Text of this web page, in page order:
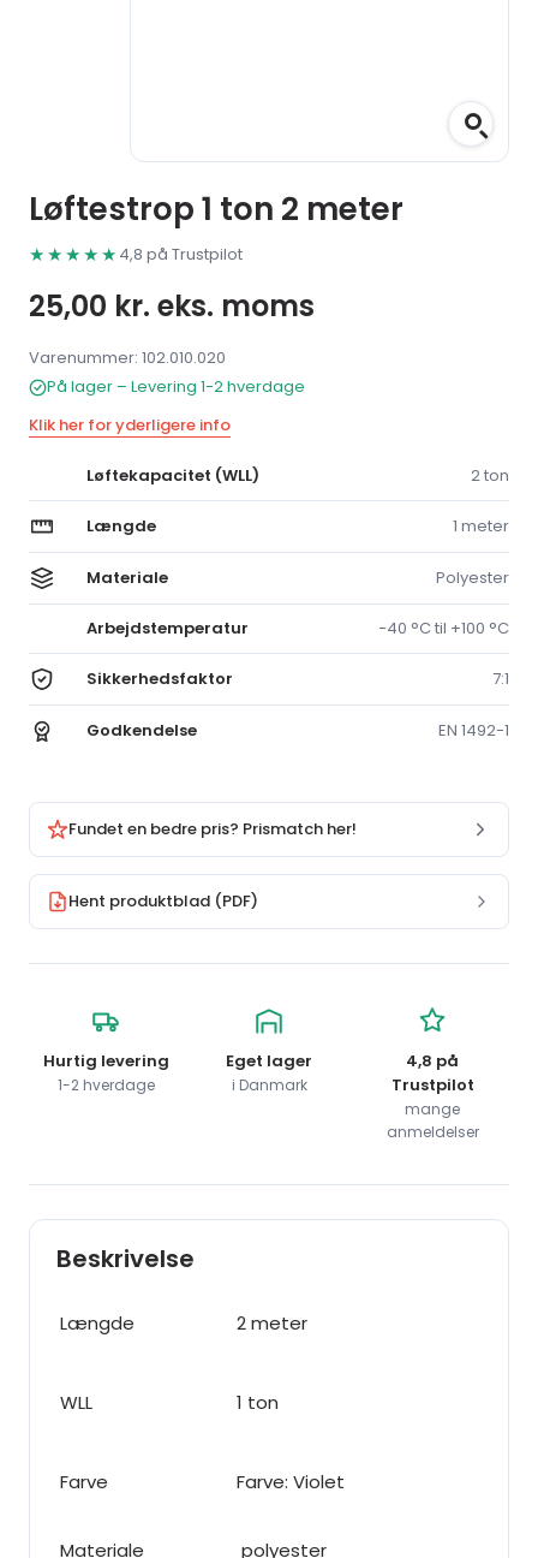
Fundet en bedre pris? Prismatch her!
Hent produktblad (PDF)
Løftestrop 1 ton 2 meter
★★★★★ 4,8 på Trustpilot
25,00 kr. eks. moms
Varenummer: 102.010.020
På lager – Levering 1-2 hverdage
Klik her for yderligere info
Løftekapacitet (WLL) 2 ton
Længde 1 meter
Materiale Polyester
Arbejdstemperatur −40 °C til +100 °C
Sikkerhedsfaktor 7:1
Godkendelse EN 1492-1
Hurtig levering
1-2 hverdage
Eget lager
i Danmark
4,8 på
Trustpilot
mange
anmeldelser
Beskrivelse
Længde 2 meter
WLL 1 ton
Farve Farve: Violet
Materiale polyester